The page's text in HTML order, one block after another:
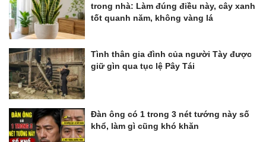
trong nhà: Làm đúng điều này, cây xanh
tốt quanh năm, không vàng lá
Tình thân gia đình của người Tày được
giữ gìn qua tục lệ Pây Tái
Đàn ông có 1 trong 3 nét tướng này số
khổ, làm gì cũng khó khăn